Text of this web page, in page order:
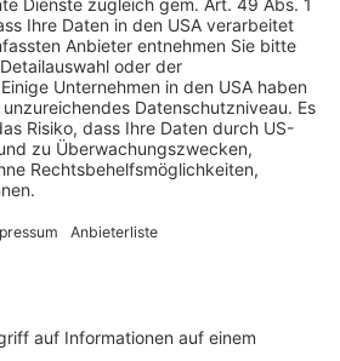
drei gut abgrenzbare Kategorien
klaren Mustern, z. B.
bestimmter Lieferanten initial
für alle künftigen Schritte
E-Mails aufgebaut: Ausgehend
zu den E-Mail-Postfächern über
die hybride Klassifikation,
Anreicherung mit ERP-
DMS- oder